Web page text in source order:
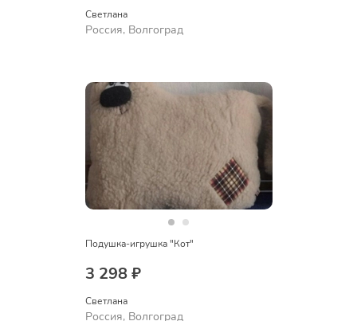
Светлана
Россия, Волгоград
Подушка-игрушка "Кот"
3 298 ₽
Светлана
Россия, Волгоград